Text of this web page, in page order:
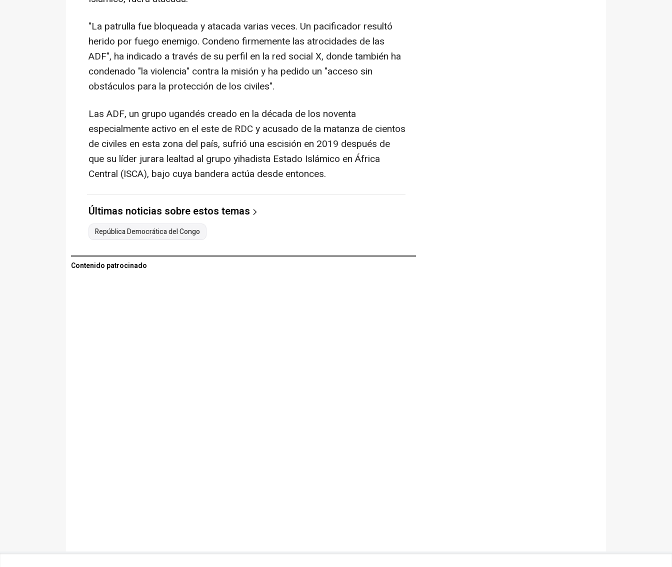
"La patrulla fue bloqueada y atacada varias veces. Un pacificador resultó
herido por fuego enemigo. Condeno firmemente las atrocidades de las
ADF", ha indicado a través de su perfil en la red social X, donde también ha
condenado "la violencia" contra la misión y ha pedido un "acceso sin
obstáculos para la protección de los civiles".
Las ADF, un grupo ugandés creado en la década de los noventa
especialmente activo en el este de RDC y acusado de la matanza de cientos
de civiles en esta zona del país, sufrió una escisión en 2019 después de
que su líder jurara lealtad al grupo yihadista Estado Islámico en África
Central (ISCA), bajo cuya bandera actúa desde entonces.
Últimas noticias sobre estos temas
República Democrática del Congo
Contenido patrocinado